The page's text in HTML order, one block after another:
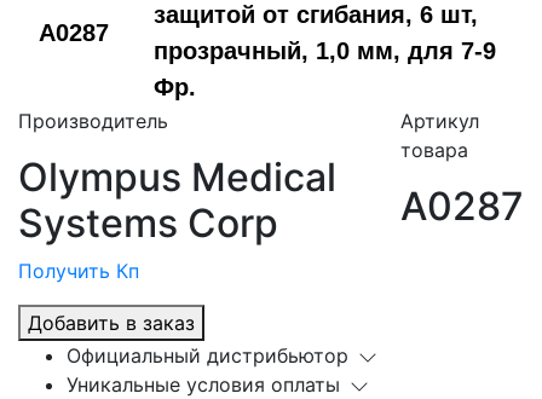
A0287
защитой от сгибания, 6 шт,
прозрачный, 1,0 мм, для 7-9
Фр.
Производитель
Olympus Medical
Systems Corp
Артикул
товара
A0287
Получить Кп
Добавить в заказ
Официальный дистрибьютор
Уникальные условия оплаты